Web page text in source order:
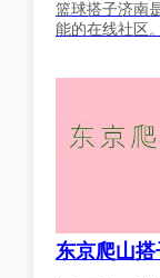
篮球搭子济南
能的在线社区。
东京爬山搭